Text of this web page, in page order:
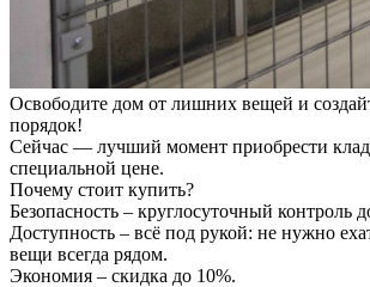
Освободите дом от лишних вещей и
порядок!
Сейчас — лучший момент приобрести
специальной цене.
Почему стоит купить?
Безопасность – круглосуточный контроль
Доступность – всё под рукой: не нужно
вещи всегда рядом.
Экономия – скидка до 10%.